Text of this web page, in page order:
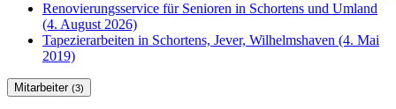
Renovierungsservice für Senioren in Schortens und Umland
(4. August 2026)
Tapezierarbeiten in Schortens, Jever, Wilhelmshaven (4. Mai
2019)
Mitarbeiter (3)